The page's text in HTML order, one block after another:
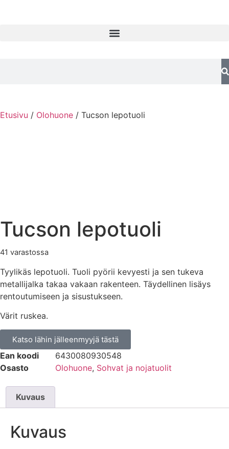
Etusivu / Olohuone / Tucson lepotuoli
Tucson lepotuoli
41 varastossa
Tyylikäs lepotuoli. Tuoli pyörii kevyesti ja sen tukeva
metallijalka takaa vakaan rakenteen. Täydellinen lisäys
rentoutumiseen ja sisustukseen.
Värit ruskea.
Katso lähin jälleenmyyjä tästä
Ean koodi
6430080930548
Osasto
Olohuone, Sohvat ja nojatuolit
Kuvaus
Kuvaus